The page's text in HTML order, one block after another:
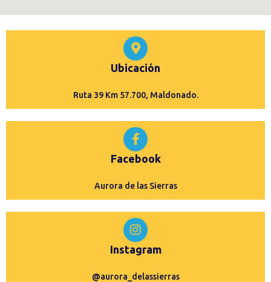
Ubicación
Ruta 39 Km 57.700, Maldonado.
Facebook
Aurora de las Sierras
Instagram
@aurora_delassierras